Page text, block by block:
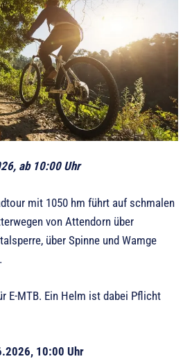
ab 10:00 Uhr
mit 1050 hm führt auf schmalen
von Attendorn über
über Spinne und Wamge
E-MTB. Ein Helm ist dabei Pflicht
10:00 Uhr